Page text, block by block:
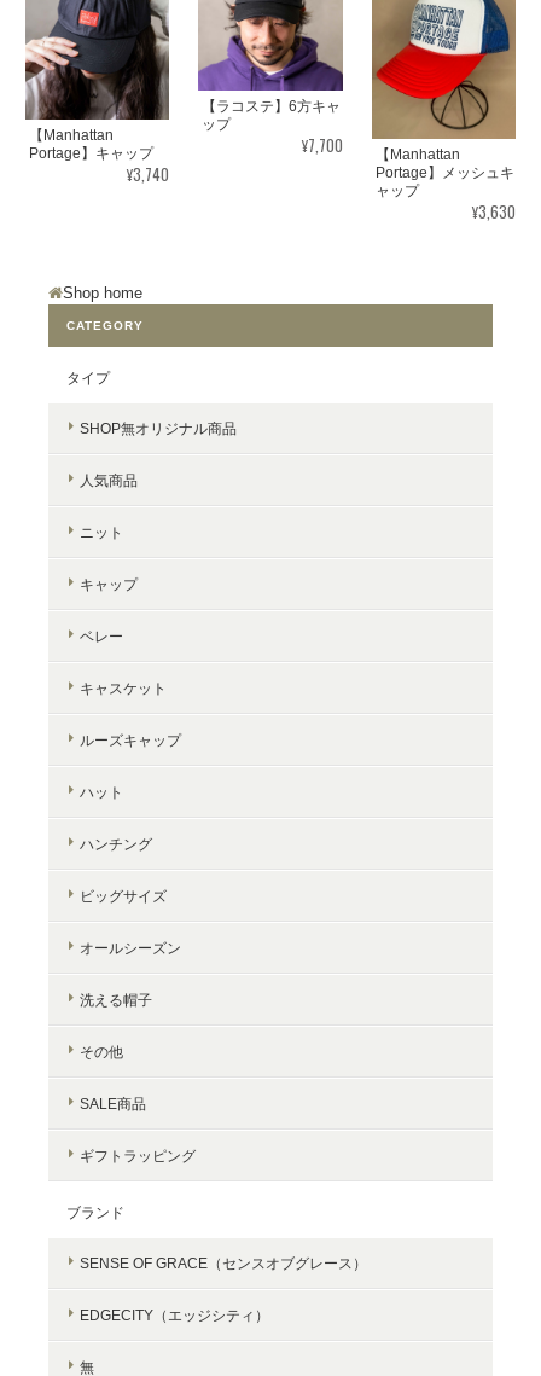
【Manhattan
Portage】キャップ
¥3,740
【ラコステ】6方キャ
ップ
¥7,700
【Manhattan
Portage】メッシュキ
ャップ
¥3,630
Shop home
CATEGORY
タイプ
SHOP無オリジナル商品
人気商品
ニット
キャップ
ベレー
キャスケット
ルーズキャップ
ハット
ハンチング
ビッグサイズ
オールシーズン
洗える帽子
その他
SALE商品
ギフトラッピング
ブランド
SENSE OF GRACE（センスオブグレース）
EDGECITY（エッジシティ）
無